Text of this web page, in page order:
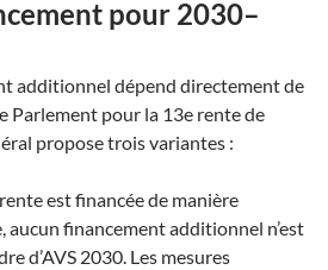
pour 2030–
additionnel dépend directement de
Parlement pour la 13e rente de
propose trois variantes :
est financée de manière
aucun financement additionnel n’est
d’AVS 2030. Les mesures